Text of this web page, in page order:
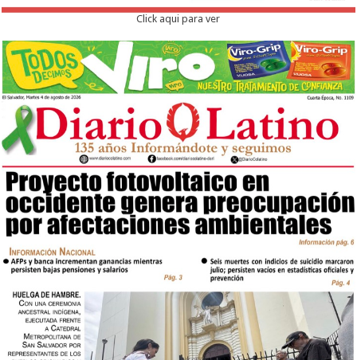
Click aqui para ver